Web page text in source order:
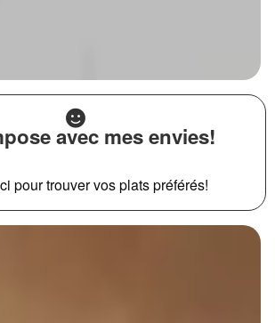
avec mes envies!
pour trouver vos plats préférés!